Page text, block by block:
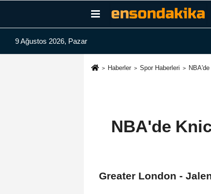
9 Ağustos 2026, Pazar
Haberler Spor Haberleri
NBA'de
Greater London -